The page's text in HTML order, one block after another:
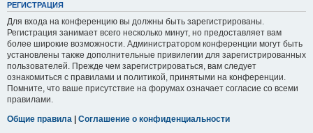
РЕГИСТРАЦИЯ
Для входа на конференцию вы должны быть зарегистрированы.
Регистрация занимает всего несколько минут, но предоставляет вам
более широкие возможности. Администратором конференции могут быть
установлены также дополнительные привилегии для зарегистрированных
пользователей. Прежде чем зарегистрироваться, вам следует
ознакомиться с правилами и политикой, принятыми на конференции.
Помните, что ваше присутствие на форумах означает согласие со всеми
правилами.
Общие правила | Соглашение о конфиденциальности